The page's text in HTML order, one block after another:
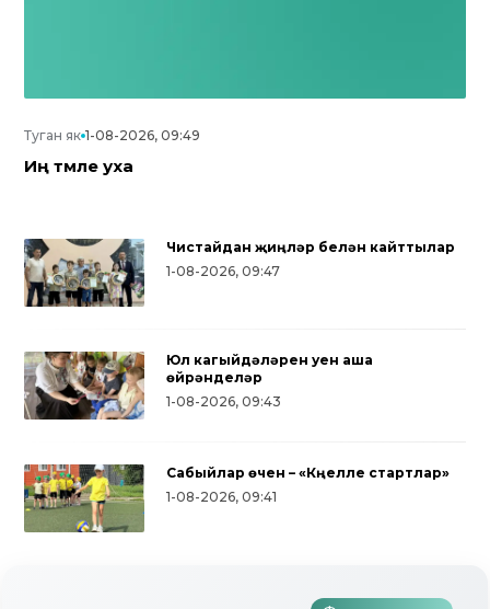
Туган як 1-08-2026, 09:49
Иң тәмле уха
Чистайдан җиңүләр белән кайттылар
1-08-2026, 09:47
Юл кагыйдәләрен уен аша
өйрәнделәр
1-08-2026, 09:43
Сабыйлар өчен – «Күңелле стартлар»
1-08-2026, 09:41
Түбән Кама районында тугызынчы
тапкыр «Авылым хуҗабикәсе»
бәйгесе узды